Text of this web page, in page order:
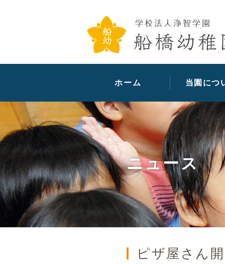
ホーム 当園につ
ニュース
ピザ屋さん